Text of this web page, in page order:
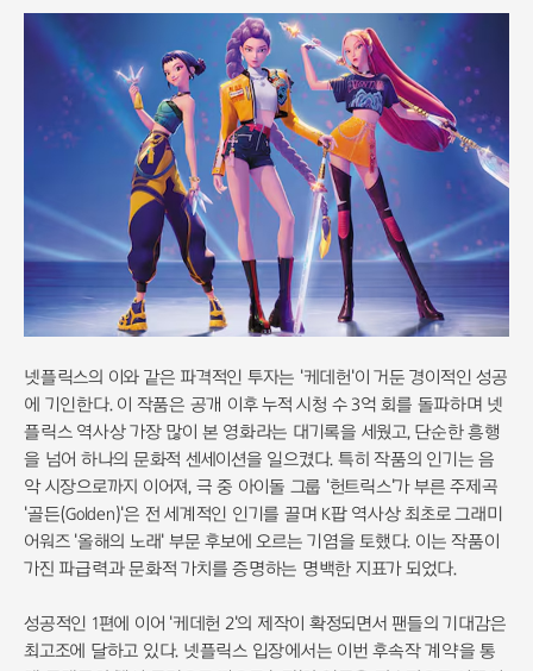
넷플릭스의 이와 같은 파격적인 투자는 '케데헌'이 거둔 경이적인 성공
에 기인한다. 이 작품은 공개 이후 누적 시청 수 3억 회를 돌파하며 넷
플릭스 역사상 가장 많이 본 영화라는 대기록을 세웠고, 단순한 흥행
을 넘어 하나의 문화적 센세이션을 일으켰다. 특히 작품의 인기는 음
악 시장으로까지 이어져, 극 중 아이돌 그룹 '헌트릭스'가 부른 주제곡
'골든(Golden)'은 전 세계적인 인기를 끌며 K팝 역사상 최초로 그래미
어워즈 '올해의 노래' 부문 후보에 오르는 기염을 토했다. 이는 작품이
가진 파급력과 문화적 가치를 증명하는 명백한 지표가 되었다.
성공적인 1편에 이어 '케데헌 2'의 제작이 확정되면서 팬들의 기대감은
최고조에 달하고 있다. 넷플릭스 입장에서는 이번 후속작 계약을 통